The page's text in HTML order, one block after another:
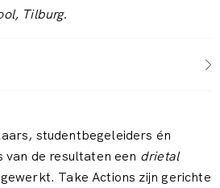
Tilburg.
studentbegeleiders én
van de resultaten een drietal
Take Actions zijn gerichte